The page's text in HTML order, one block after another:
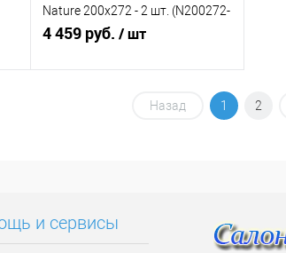
Nature 200x272 - 2 шт. (N200272-
06)
4 459 руб. / шт
В корзину
Назад 1 2
и сервисы